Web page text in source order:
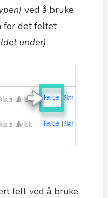
ved å bruke
for det feltet
under)
felt ved å bruke